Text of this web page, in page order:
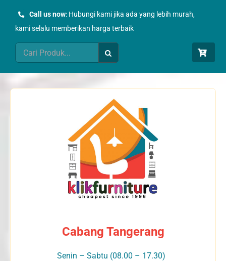
Call us now: Hubungi kami jika ada yang lebih murah,
kami selalu memberikan harga terbaik
Search
for:
Cabang Tangerang
Senin – Sabtu (08.00 – 17.30)